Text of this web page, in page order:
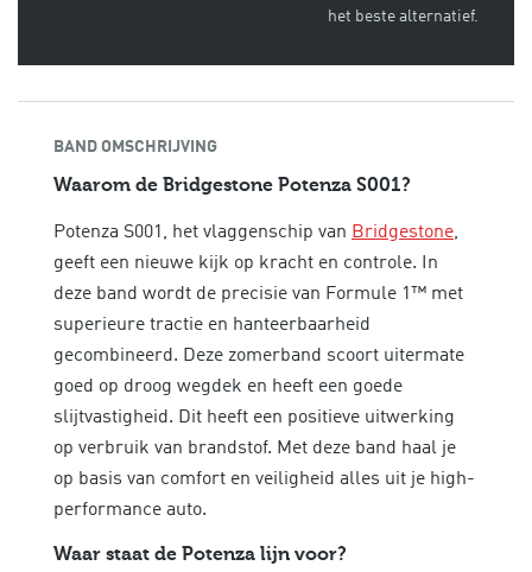
het beste alternatief.
BAND OMSCHRIJVING
Waarom de Bridgestone Potenza S001?
Potenza S001, het vlaggenschip van Bridgestone,
geeft een nieuwe kijk op kracht en controle. In
deze band wordt de precisie van Formule 1™ met
superieure tractie en hanteerbaarheid
gecombineerd. Deze zomerband scoort uitermate
goed op droog wegdek en heeft een goede
slijtvastigheid. Dit heeft een positieve uitwerking
op verbruik van brandstof. Met deze band haal je
op basis van comfort en veiligheid alles uit je high-
performance auto.
Waar staat de Potenza lijn voor?